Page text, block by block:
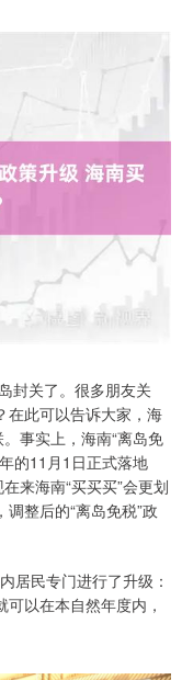
封关了。很多朋友关
在此可以告诉大家，海
事实上，海南“离岛免
的11月1日正式落地
来海南“买买买”会更划
整后的“离岛免税”政
居民专门进行了升级：
以在本自然年度内，